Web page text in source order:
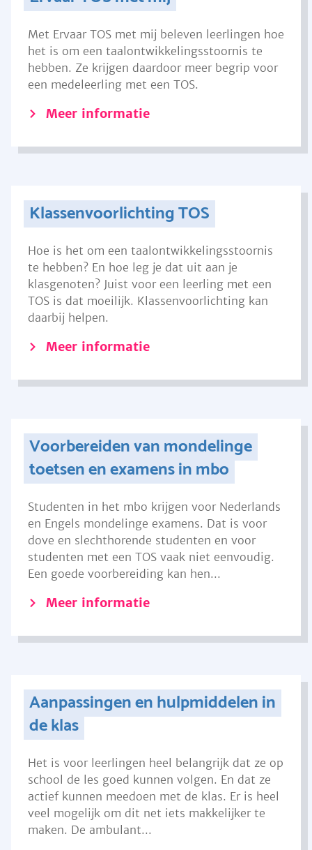
Met Ervaar TOS met mij beleven leerlingen hoe
het is om een taalontwikkelingsstoornis te
hebben. Ze krijgen daardoor meer begrip voor
een medeleerling met een TOS.
Meer informatie
Klassenvoorlichting TOS
Hoe is het om een taalontwikkelingsstoornis
te hebben? En hoe leg je dat uit aan je
klasgenoten? Juist voor een leerling met een
TOS is dat moeilijk. Klassenvoorlichting kan
daarbij helpen.
Meer informatie
Voorbereiden van mondelinge
toetsen en examens in mbo
Studenten in het mbo krijgen voor Nederlands
en Engels mondelinge examens. Dat is voor
dove en slechthorende studenten en voor
studenten met een TOS vaak niet eenvoudig.
Een goede voorbereiding kan hen...
Meer informatie
Aanpassingen en hulpmiddelen in
de klas
Het is voor leerlingen heel belangrijk dat ze op
school de les goed kunnen volgen. En dat ze
actief kunnen meedoen met de klas. Er is heel
veel mogelijk om dit net iets makkelijker te
maken. De ambulant...